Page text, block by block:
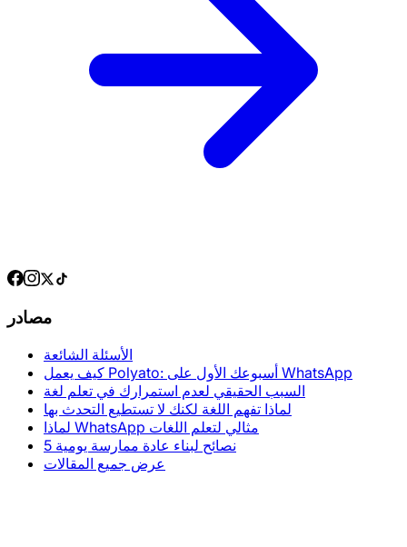
مصادر
الأسئلة الشائعة
كيف يعمل Polyato: أسبوعك الأول على WhatsApp
السبب الحقيقي لعدم استمرارك في تعلم لغة
لماذا تفهم اللغة لكنك لا تستطيع التحدث بها
لماذا WhatsApp مثالي لتعلم اللغات
5 نصائح لبناء عادة ممارسة يومية
عرض جميع المقالات